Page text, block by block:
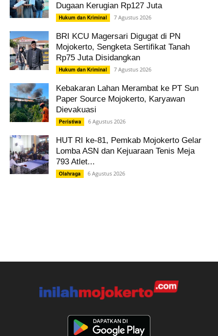
Dugaan Kerugian Rp127 Juta
Hukum dan Kriminal 7 Agustus 2026
BRI KCU Magersari Digugat di PN
Mojokerto, Sengketa Sertifikat Tanah
Rp75 Juta Disidangkan
Hukum dan Kriminal 7 Agustus 2026
Kebakaran Lahan Merambat ke PT Sun
Paper Source Mojokerto, Karyawan
Dievakuasi
Peristiwa 6 Agustus 2026
HUT RI ke-81, Pemkab Mojokerto Gelar
Lomba ASN dan Kejuaraan Tenis Meja
793 Atlet...
Olahraga 6 Agustus 2026